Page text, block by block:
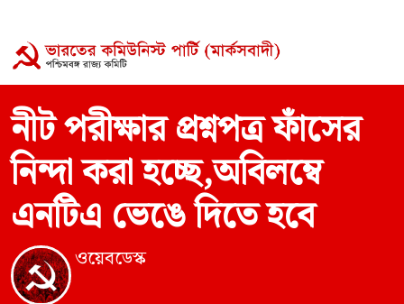
নীট পরীক্ষার প্রশ্নপত্র ফাঁসের
নিন্দা করা হচ্ছে,অবিলম্বে
এনটিএ ভেঙে দিতে হবে
ওয়েবডেস্ক